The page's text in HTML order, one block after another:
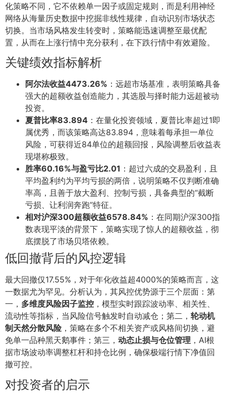
化策略不同，它不依赖单一因子或固定规则，而是利用神经
网络从海量历史数据中挖掘非线性规律，自动识别市场状态
切换。当市场风格发生转变时，策略能迅速调整至最优配
置，从而在上涨行情中充分获利，在下跌行情中有效避险。
关键绩效指标解析
阿尔法收益4473.26% ：远超市场基准，表明策略具备
强大的超额收益创造能力，其选股与择时能力远超被动
投资。
夏普比率83.894 ：在量化投资领域，夏普比率超过1即
属优秀，而该策略高达83.894，意味着每承担一单位
风险，可获得近84单位的超额回报，风险调整后收益表
现堪称极致。
胜率60.16%与盈亏比2.01 ：超过六成的交易盈利，且
平均盈利约为平均亏损的两倍，说明策略不仅判断准确
率高，且善于放大盈利、控制亏损，具备典型的“截断
亏损、让利润奔跑”特征。
相对沪深300超额收益6578.84% ：在同期沪深300指
数表现平淡的背景下，策略实现了惊人的超额收益，彻
底摆脱了市场贝塔依赖。
低回撤背后的风控逻辑
最大回撤仅17.55%，对于年化收益超4000%的策略而言，这
一数据尤为罕见。分析认为，其风控优势源于三个层面：第
一， 多维度风险因子监控 ，模型实时跟踪波动率、相关性、
流动性等指标，当风险信号触发时自动减仓；第二， 轮动机
制天然分散风险，策略在多个不相关资产或风格间切换，避
免单一品种黑天鹅事件；第三， 动态止损与仓位管理 ，AI根
据市场波动率调整杠杆和持仓比例，确保极端行情下净值回
撤可控。
对投资者的启示